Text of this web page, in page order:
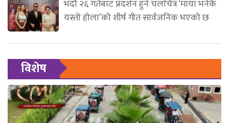
भदौ २६ गतेबाट प्रदर्शन हुने चलचित्र ‘माया भनेकै
यस्तो होला’को शीर्ष गीत सार्वजनिक भएको छ
विशेष